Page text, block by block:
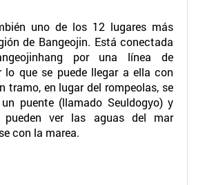
uno de los 12 lugares más
de Bangeojin. Está conectada
por una línea de
lo que se puede llegar a ella con
tramo, en lugar del rompeolas, se
puente (llamado Seuldogyo) y
ver las aguas del mar
con la marea.